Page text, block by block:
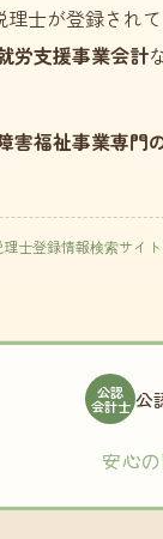
理士が登録され
労支援事業会計
害福祉事業専門
士登録情報検索サイト
公認
会計士 公
安心